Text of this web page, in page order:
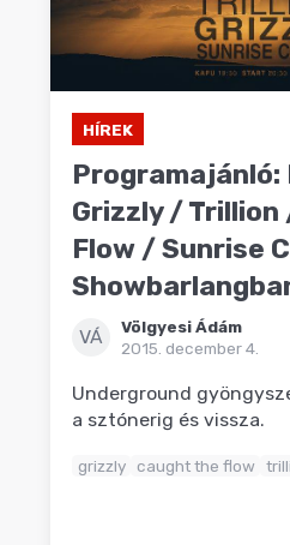
HÍREK
Programajánló:
Grizzly /
Flow / Sunrise
VÁ
Völgyesi Ádám
2015. december 4.
Underground
a sztónerig és vissza.
grizzly caught the flow